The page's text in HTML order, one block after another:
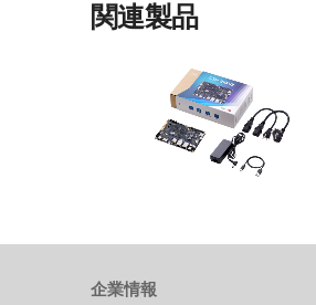
関連製品
NXP® i.MX 93デュアルコアArm®
OSM開発キット
企業情報